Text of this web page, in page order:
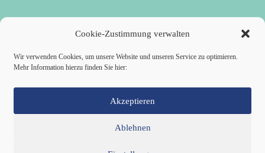
Cookie-Zustimmung verwalten
Wir verwenden Cookies, um unsere Website und unseren Service zu optimieren.
Mehr Information hierzu finden Sie hier:
Akzeptieren
Ablehnen
Per Banküberweisung:
IBAN: DE87 2019 0003 0002 2499 01